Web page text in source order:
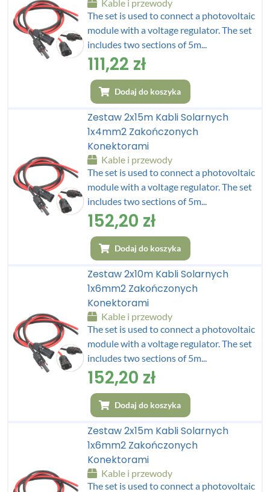
Kable i przewody
The set is used to connect a photovoltaic
module with a voltage regulator. The set
includes two sections of 5m...
111,22 zł
Dodaj do koszyka
Zestaw 2x15m Kabli Solarnych
1x4mm2 Zakończonych
Konektorami
Kable i przewody
The set is used to connect a photovoltaic
module with a voltage regulator. The set
includes two sections of 5m...
152,20 zł
Dodaj do koszyka
Zestaw 2x10m Kabli Solarnych
1x6mm2 Zakończonych
Konektorami
Kable i przewody
The set is used to connect a photovoltaic
module with a voltage regulator. The set
includes two sections of 5m...
152,20 zł
Dodaj do koszyka
Zestaw 2x15m Kabli Solarnych
1x6mm2 Zakończonych
Konektorami
Kable i przewody
The set is used to connect a photovoltaic